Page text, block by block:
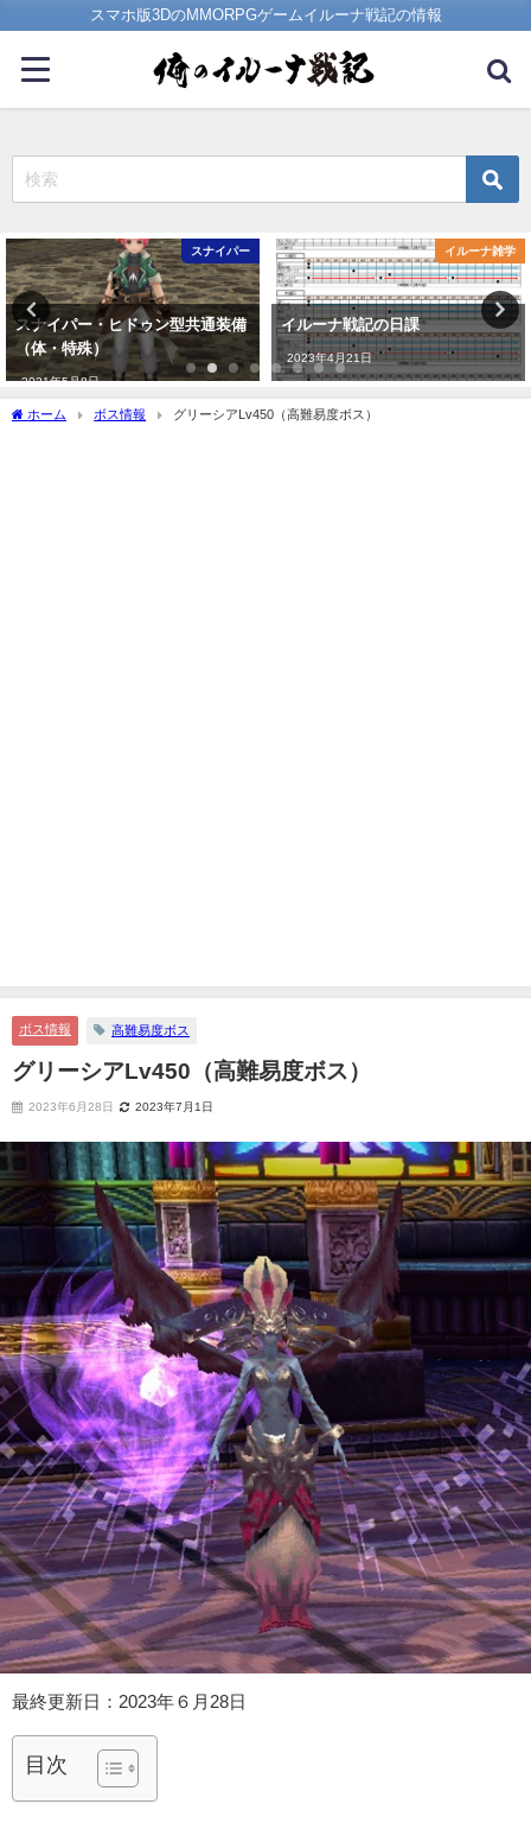
スマホ版3DのMMORPGゲームイルーナ戦記の情報
スナイパー
スナイパー・ヒドゥン型共通装備
（体・特殊）
2021年5月8日
イルーナ雑学
イルーナ戦記の日課
2023年4月21日
ホーム ボス情報 グリーシアLv450（高難易度ボス）
ボス情報 高難易度ボス
グリーシアLv450（高難易度ボス）
2023年6月28日 2023年7月1日
最終更新日：2023年６月28日
目次